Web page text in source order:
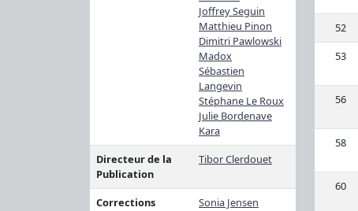
Joffrey Seguin
Matthieu Pinon
Dimitri Pawlowski
Madox
Sébastien
Langevin
Stéphane Le Roux
Julie Bordenave
Kara
Directeur de la
Publication
Tibor Clerdouet
Corrections
Sonia Jensen
52
53
56
58
60